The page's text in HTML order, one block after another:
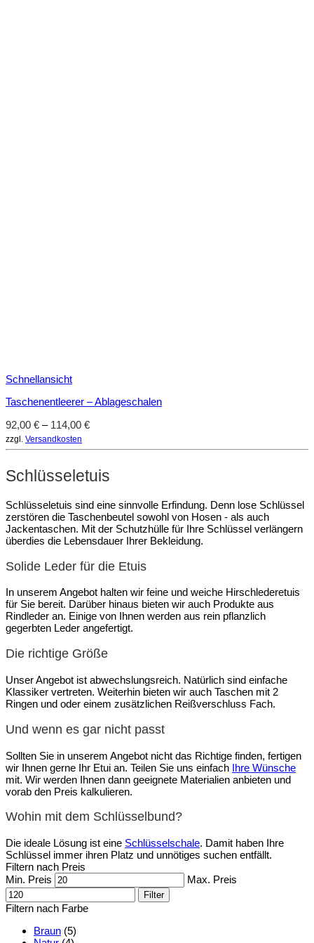
Schnellansicht
Taschenentleerer – Ablageschalen
92,00 € – 114,00 €
zzgl. Versandkosten
Schlüsseletuis
Schlüsseletuis sind eine sinnvolle Erfindung. Denn lose Schlüssel
zerstören die Taschenbeutel sowohl von Hosen - als auch
Jackentaschen. Mit der Schutzhülle für Ihre Schlüssel verlängern
überdies die Lebensdauer Ihrer Bekleidung.
Solide Leder für die Etuis
In unserem Angebot halten wir feine und weiche Hirschlederetuis
für Sie bereit. Darüber hinaus bieten wir auch Produkte aus
Rindleder an. Einige von Ihnen werden aus rein pflanzlich
gegerbten Leder angefertigt.
Die richtige Größe
Unser Angebot ist abwechslungsreich. Natürlich sind einfache
Klassiker vertreten. Weiterhin bieten wir auch Taschen mit 2
Ringen und oder einem zusätzlichen Reißverschluss Fach.
Und wenn es gar nicht passt
Sollten Sie in unserem Angebot nicht das Richtige finden, fertigen
wir Ihnen gerne Ihr Etui an. Teilen Sie uns einfach Ihre Wünsche
mit. Wir werden Ihnen dann geeignete Materialien anbieten und
vorab den Preis kalkulieren.
Wohin mit dem Schlüsselbund?
Die ideale Lösung ist eine Schlüsselschale. Damit haben Ihre
Schlüssel immer ihren Platz und unnötiges suchen entfällt.
Filtern nach Preis
Min. Preis
Max. Preis
Filter
Filtern nach Farbe
Braun (5)